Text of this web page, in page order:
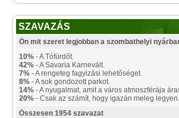
SZAVAZÁS
Ön mit szeret legjobban a szombathelyi
10% - A Tófürdőt.
42% - A Savaria Karnevált.
7% - A rengeteg fagyizási lehetőséget.
8% - A sok gondozott parkot.
14% - A nyugalmat, amit a város atmoszférája
20% - Csak az számít, hogy igazán meleg legyen.
Összesen 1954 szavazat